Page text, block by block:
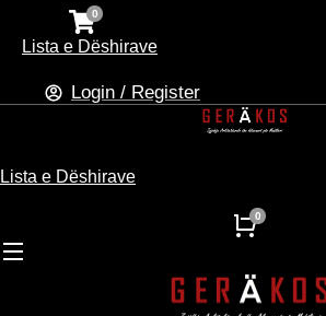
Lista e Dëshirave
Login / Register
Lista e Dëshirave